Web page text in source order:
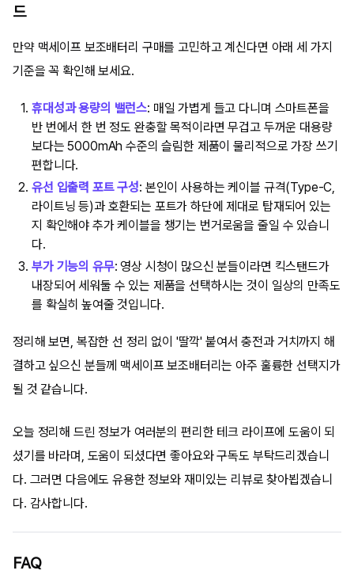
드
만약 맥세이프 보조배터리 구매를 고민하고 계신다면 아래 세 가지
기준을 꼭 확인해 보세요.
휴대성과 용량의 밸런스: 매일 가볍게 들고 다니며 스마트폰을
반 번에서 한 번 정도 완충할 목적이라면 무겁고 두꺼운 대용량
보다는 5000mAh 수준의 슬림한 제품이 물리적으로 가장 쓰기
편합니다.
유선 입출력 포트 구성: 본인이 사용하는 케이블 규격(Type-C,
라이트닝 등)과 호환되는 포트가 하단에 제대로 탑재되어 있는
지 확인해야 추가 케이블을 챙기는 번거로움을 줄일 수 있습니
다.
부가 기능의 유무: 영상 시청이 많으신 분들이라면 킥스탠드가
내장되어 세워둘 수 있는 제품을 선택하시는 것이 일상의 만족도
를 확실히 높여줄 것입니다.
정리해 보면, 복잡한 선 정리 없이 '딸깍' 붙여서 충전과 거치까지 해
결하고 싶으신 분들께 맥세이프 보조배터리는 아주 훌륭한 선택지가
될 것 같습니다.
오늘 정리해 드린 정보가 여러분의 편리한 테크 라이프에 도움이 되
셨기를 바라며, 도움이 되셨다면 좋아요와 구독도 부탁드리겠습니
다. 그러면 다음에도 유용한 정보와 재미있는 리뷰로 찾아뵙겠습니
다. 감사합니다.
FAQ